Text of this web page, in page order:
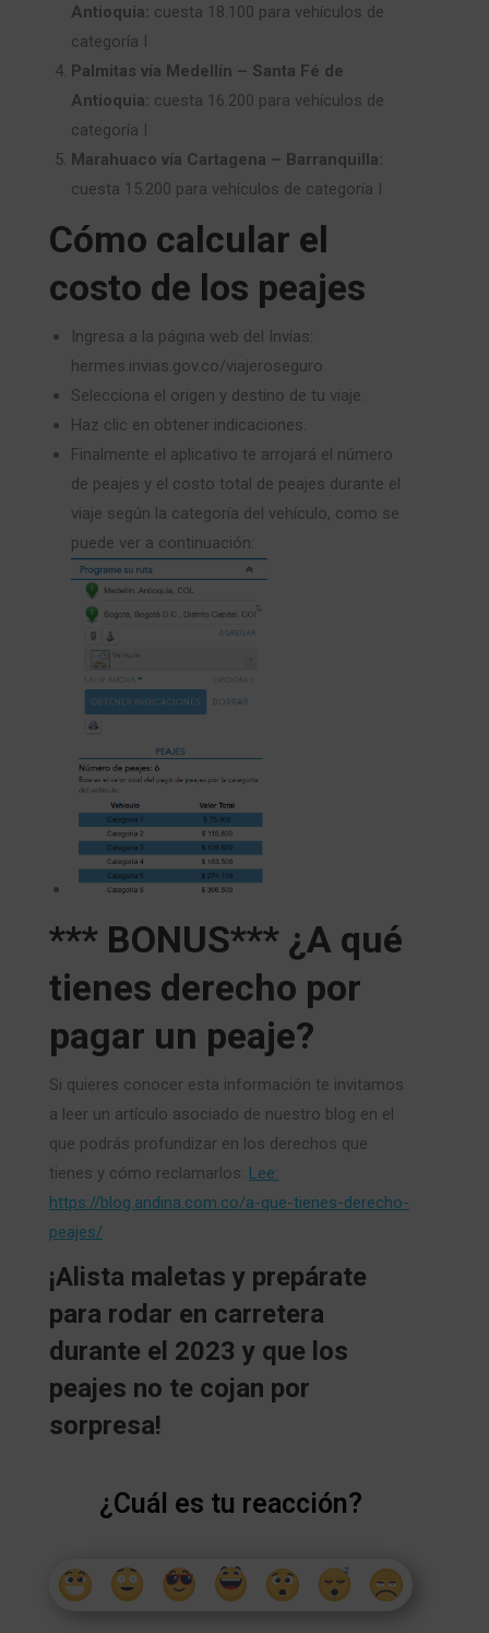
Antioquia: cuesta 18.100 para vehículos de
categoría I
Palmitas vía Medellín – Santa Fé de
Antioquia: cuesta 16.200 para vehículos de
categoría I
Marahuaco vía Cartagena – Barranquilla:
cuesta 15.200 para vehículos de categoría I
Cómo calcular el
costo de los peajes
Ingresa a la página web del Invías:
hermes.invias.gov.co/viajeroseguro
Selecciona el origen y destino de tu viaje.
Haz clic en obtener indicaciones.
Finalmente el aplicativo te arrojará el número
de peajes y el costo total de peajes durante el
viaje según la categoría del vehículo, como se
puede ver a continuación:
*** BONUS*** ¿A qué
tienes derecho por
pagar un peaje?
Si quieres conocer esta información te invitamos
a leer un artículo asociado de nuestro blog en el
que podrás profundizar en los derechos que
tienes y cómo reclamarlos: Lee:
https://blog.andina.com.co/a-que-tienes-derecho-
peajes/
¡Alista maletas y prepárate
para rodar en carretera
durante el 2023 y que los
peajes no te cojan por
sorpresa!
¿Cuál es tu reacción?